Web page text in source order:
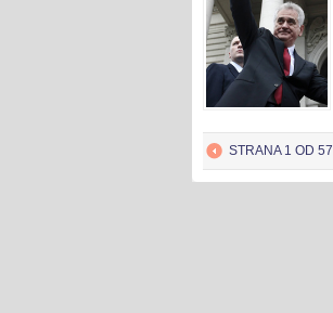
STRANA 1 OD 57